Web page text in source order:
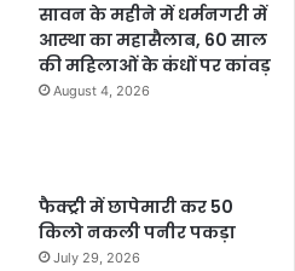
सावन के महीने में धर्मनगरी में
आस्था का महासैलाब, 60 साल
की महिलाओं के कंधों पर कांवड़
August 4, 2026
फैक्ट्री में छापेमारी कर 50
किलो नकली पनीर पकड़ा
July 29, 2026